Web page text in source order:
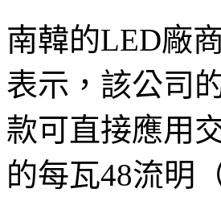
南韓的LED廠
表示，該公司
款可直接應用
的每瓦48流明